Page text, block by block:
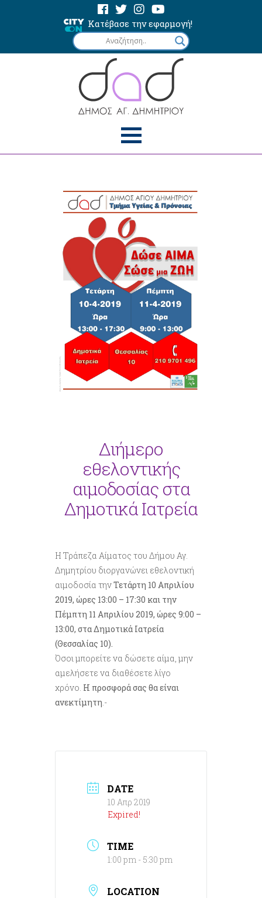
Κατέβασε την εφαρμογή!
Διήμερο
εθελοντικής
αιμοδοσίας στα
Δημοτικά Ιατρεία
Η Τράπεζα Αίματος του Δήμου Αγ.
Δημητρίου διοργανώνει εθελοντική
αιμοδοσία τηνΤετάρτη 10 Απριλίου
2019, ώρες 13:00 – 17:30 και την
Πέμπτη 11 Απριλίου 2019, ώρες 9:00 –
13:00, στα Δημοτικά Ιατρεία
(Θεσσαλίας 10).
Όσοι μπορείτε να δώσετε αίμα, μην
αμελήσετε να διαθέσετε λίγο
χρόνο. Η προσφορά σας θα είναι
ανεκτίμητη.-
DATE
10 Απρ 2019
Expired!
TIME
1:00 pm - 5:30 pm
LOCATION